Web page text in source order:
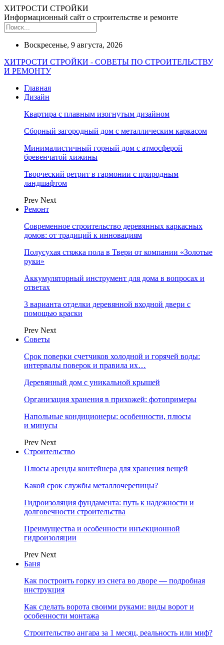
ХИТРОСТИ СТРОЙКИ
Информационный сайт о строительстве и ремонте
Воскресенье, 9 августа, 2026
ХИТРОСТИ СТРОЙКИ - СОВЕТЫ ПО СТРОИТЕЛЬСТВУ
И РЕМОНТУ
Главная
Дизайн
Квартира с плавным изогнутым дизайном
Сборный загородный дом с металлическим каркасом
Минималистичный горный дом с атмосферой
бревенчатой хижины
Творческий ретрит в гармонии с природным
ландшафтом
Prev Next
Ремонт
Современное строительство деревянных каркасных
домов: от традиций к инновациям
Полусухая стяжка пола в Твери от компании «Золотые
руки»
Аккумуляторный инструмент для дома в вопросах и
ответах
3 варианта отделки деревянной входной двери с
помощью краски
Prev Next
Советы
Срок поверки счетчиков холодной и горячей воды:
интервалы поверок и правила их…
Деревянный дом с уникальной крышей
Организация хранения в прихожей: фотопримеры
Напольные кондиционеры: особенности, плюсы
и минусы
Prev Next
Строительство
Плюсы аренды контейнера для хранения вещей
Какой срок службы металлочерепицы?
Гидроизоляция фундамента: путь к надежности и
долговечности строительства
Преимущества и особенности инъекционной
гидроизоляции
Prev Next
Баня
Как построить горку из снега во дворе — подробная
инструкция
Как сделать ворота своими руками: виды ворот и
особенности монтажа
Строительство ангара за 1 месяц, реальность или миф?